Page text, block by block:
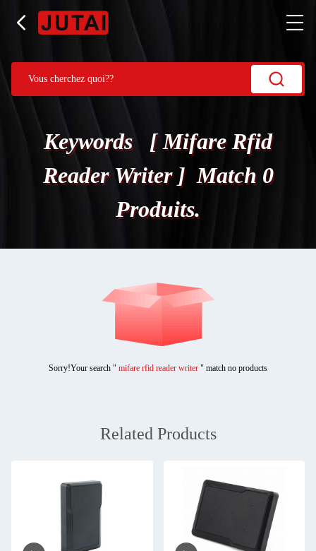
Keywords [ Mifare Rfid
Reader Writer ] Match 0
Produits.
Sorry!Your search " mifare rfid reader writer " match no products
Related Products